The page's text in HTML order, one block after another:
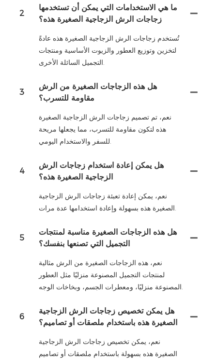
2
ما هي الاستخدامات التي يمكن أن تستخدمها
زجاجات الرش الزجاجية الصغيرة هذه؟
تُستخدم زجاجات الرش الزجاجية الصغيرة هذه عادةً
لتخزين وتوزيع العطور والزيوت الأساسية ومنتجات
التجميل السائلة الأخرى.
3
هل هذه الزجاجات الصغيرة من الرش
مقاومة للتسرب؟
نعم، تم تصميم زجاجات الرش الزجاجية الصغيرة
هذه لتكون مقاومة للتسرب، مما يجعلها مريحة
للسفر والاستخدام اليومي.
4
هل يمكن إعادة استخدام زجاجات الرش
الزجاجية الصغيرة هذه؟
نعم، يمكن إعادة تعبئة زجاجات الرش الزجاجية
الصغيرة هذه بسهولة وإعادة استخدامها عدة مرات.
5
هل هذه الزجاجات الصغيرة مناسبة لمنتجات
التجميل التي تصنعها بنفسك؟
نعم، هذه الزجاجات الصغيرة من الرش مثالية
لمنتجات التجميل المصنوعة منزليًا مثل العطور
المصنوعة منزليًا، ومعطرات الجسم، وبخاخات الوجه.
6
هل يمكن تخصيص زجاجات الرش الزجاجية
الصغيرة هذه باستخدام ملصقات أو تصاميم؟
نعم، يمكن تخصيص زجاجات الرش الزجاجية
الصغيرة هذه بسهولة باستخدام ملصقات أو تصاميم